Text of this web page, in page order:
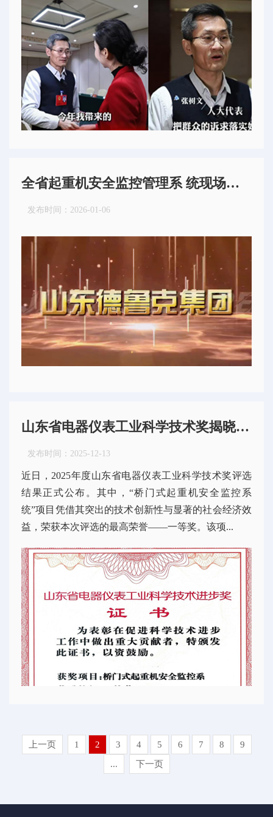
全省起重机安全监控管理系 统现场会在德鲁克顺利召开
发布时间： 2026-01-06
山东省电器仪表工业科学技术奖揭晓德鲁克桥门式起重机安全监控系统项目荣获一等奖
发布时间： 2025-12-13
近日，2025年度山东省电器仪表工业科学技术奖评选
结果正式公布。其中，“桥门式起重机安全监控系
统”项目凭借其突出的技术创新性与显著的社会经济效
益，荣获本次评选的最高荣誉——一等奖。该项...
上一页 1 2 3 4 5 6 7 8
9
...
下一页